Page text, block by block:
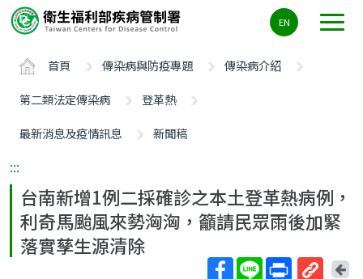
要
ALT+C
EN
首頁 傳染病與防疫專題
傳染病介紹
第二類法定傳染病
登革熱
最新消息及疫情訊息
新聞稿
:::
台南新增1例二採確診之本土登革熱病例，
利奇馬颱風來勢洶洶，籲請民眾雨後加緊
落實孳生源清除
回